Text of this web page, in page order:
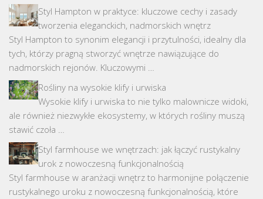
Styl Hampton w praktyce: kluczowe cechy i zasady
tworzenia eleganckich, nadmorskich wnętrz
Styl Hampton to synonim elegancji i przytulności, idealny dla
tych, którzy pragną stworzyć wnętrze nawiązujące do
nadmorskich rejonów. Kluczowymi …
Rośliny na wysokie klify i urwiska
Wysokie klify i urwiska to nie tylko malownicze widoki,
ale również niezwykłe ekosystemy, w których rośliny muszą
stawić czoła …
Styl farmhouse we wnętrzach: jak łączyć rustykalny
urok z nowoczesną funkcjonalnością
Styl farmhouse w aranżacji wnętrz to harmonijne połączenie
rustykalnego uroku z nowoczesną funkcjonalnością, które